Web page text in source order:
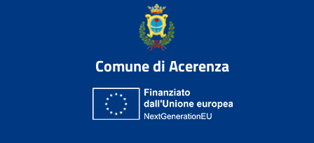
Comune di Acerenza